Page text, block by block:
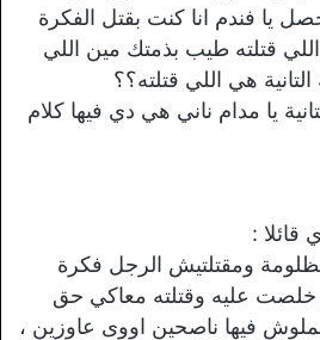
يا فندم انا كنت بقتل الفكرة
قتلته طيب بذمتك مين اللي
هي اللي قتلته؟؟
يا مدام ناني هي دي فيها كلام
قائلا :
مظلومة ومقتلتيش الرجل فكرة
خلصت عليه وقتلته معاكي حق
فيها ناصحين اووى عاوزين ،